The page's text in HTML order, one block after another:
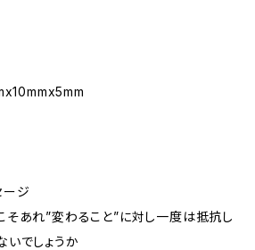
ージ
そあれ”変わること”に対し一度は抵抗し
いでしょうか